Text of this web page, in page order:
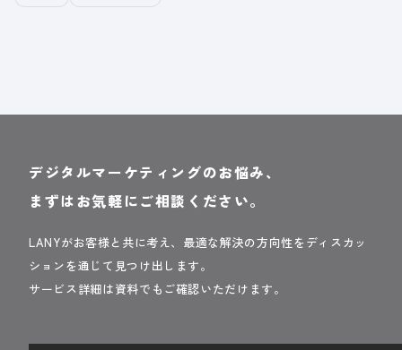
デジタルマーケティングのお悩み、
まずはお気軽にご相談ください。
LANYがお客様と共に考え、最適な解決の方向性をディスカッ
ションを通じて見つけ出します。
サービス詳細は資料でもご確認いただけます。